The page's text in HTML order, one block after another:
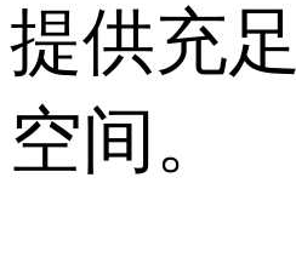
提供充
空间。